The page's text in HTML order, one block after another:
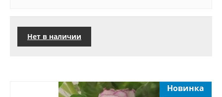
Нет в наличии
Новинка